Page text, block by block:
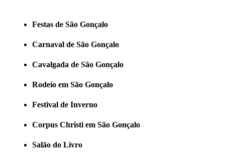
Festas de São Gonçalo
Carnaval de São Gonçalo
Cavalgada de São Gonçalo
Rodeio em São Gonçalo
Festival de Inverno
Corpus Christi em São Gonçalo
Salão do Livro